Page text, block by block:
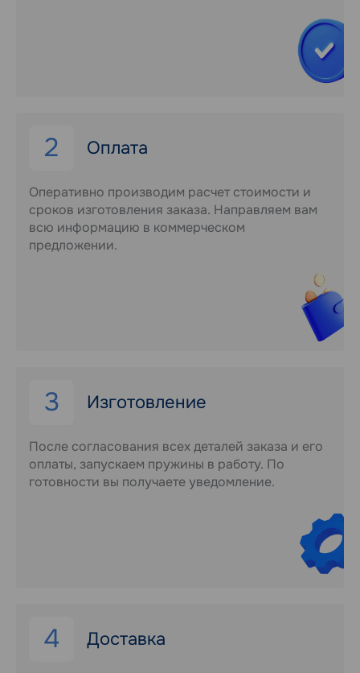
2 Оплата
Оперативно производим расчет стоимости и
сроков изготовления заказа. Направляем вам
всю информацию в коммерческом
предложении.
3 Изготовление
После согласования всех деталей заказа и его
оплаты, запускаем пружины в работу. По
готовности вы получаете уведомление.
4 Доставка